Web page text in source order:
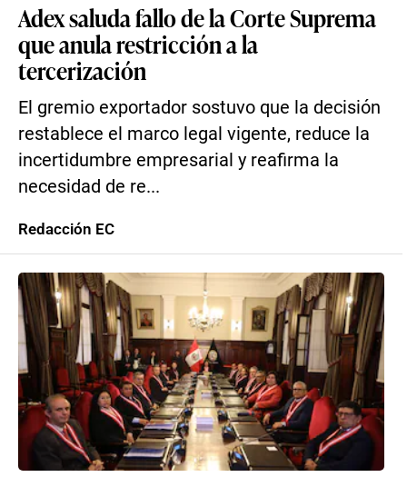
Adex saluda fallo de la Corte Suprema
que anula restricción a la
tercerización
El gremio exportador sostuvo que la decisión
restablece el marco legal vigente, reduce la
incertidumbre empresarial y reafirma la
necesidad de re...
Redacción EC